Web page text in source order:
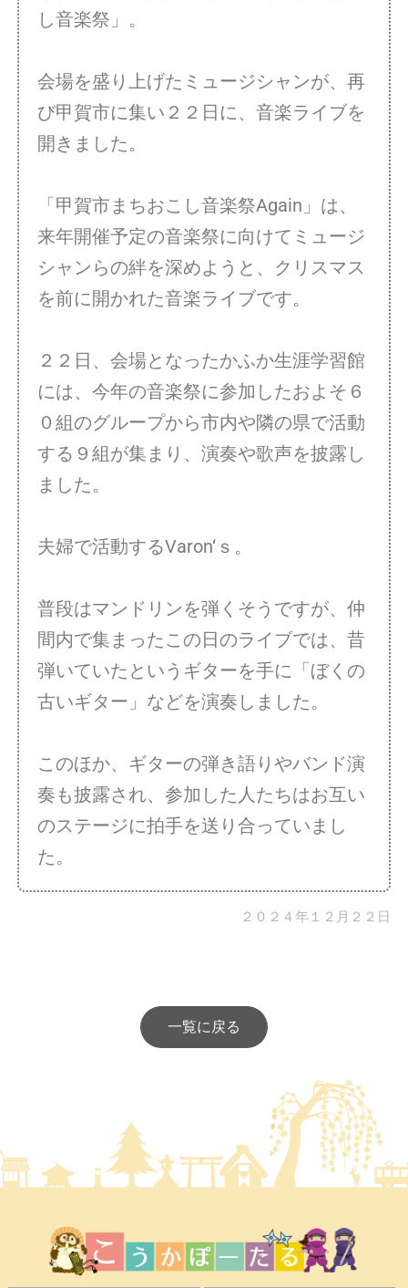
し音楽祭」。
会場を盛り上げたミュージシャンが、再
び甲賀市に集い２２日に、音楽ライブを
開きました。
「甲賀市まちおこし音楽祭Again」は、
来年開催予定の音楽祭に向けてミュージ
シャンらの絆を深めようと、クリスマス
を前に開かれた音楽ライブです。
２２日、会場となったかふか生涯学習館
には、今年の音楽祭に参加したおよそ６
０組のグループから市内や隣の県で活動
する９組が集まり、演奏や歌声を披露し
ました。
夫婦で活動するVaron‘ｓ。
普段はマンドリンを弾くそうですが、仲
間内で集まったこの日のライブでは、昔
弾いていたというギターを手に「ぼくの
古いギター」などを演奏しました。
このほか、ギターの弾き語りやバンド演
奏も披露され、参加した人たちはお互い
のステージに拍手を送り合っていまし
た。
２０２４年１２月２２日
一覧に戻る